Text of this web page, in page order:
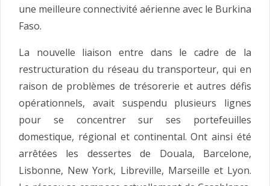
une meilleure connectivité aérienne avec le Burkina
Faso.
La nouvelle liaison entre dans le cadre de la
restructuration du réseau du transporteur, qui en
raison de problèmes de trésorerie et autres défis
opérationnels, avait suspendu plusieurs lignes
pour se concentrer sur ses portefeuilles
domestique, régional et continental. Ont ainsi été
arrêtées les dessertes de Douala, Barcelone,
Lisbonne, New York, Libreville, Marseille et Lyon.